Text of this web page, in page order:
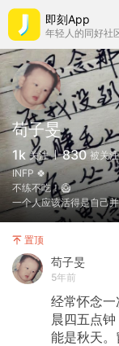
即刻App
年轻人的同好社
苟子旻
1k 关注 830 被关注
INFP 🍀
不练不吃！🥝
一个人应该活得是自己
置顶
苟子旻
5年前
经常怀念
晨四五点
能是秋天